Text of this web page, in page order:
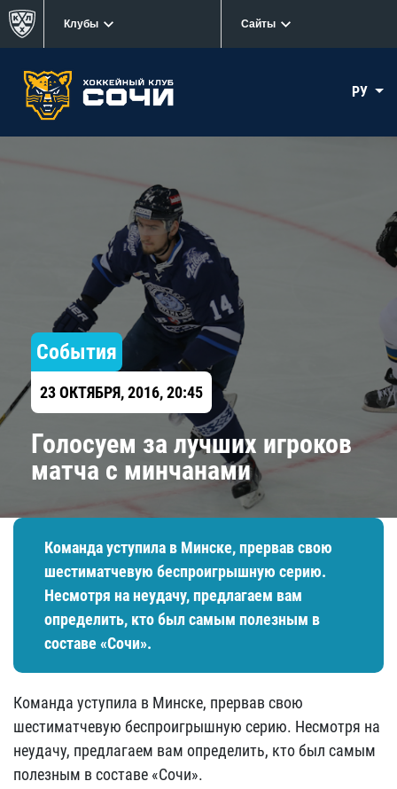
Клубы Сайты
РУ
События
23 ОКТЯБРЯ, 2016, 20:45
Голосуем за лучших игроков
матча с минчанами
Команда уступила в Минске, прервав свою
шестиматчевую беспроигрышную серию.
Несмотря на неудачу, предлагаем вам
определить, кто был самым полезным в
составе «Сочи».
Команда уступила в Минске, прервав свою
шестиматчевую беспроигрышную серию. Несмотря на
неудачу, предлагаем вам определить, кто был самым
полезным в составе «Сочи».